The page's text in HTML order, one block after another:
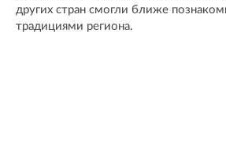
других стран смогли ближе
традициями региона.